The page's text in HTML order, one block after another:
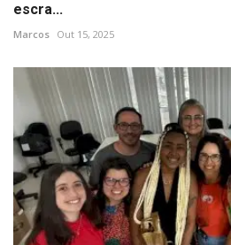
escra...
Marcos Out 15, 2025